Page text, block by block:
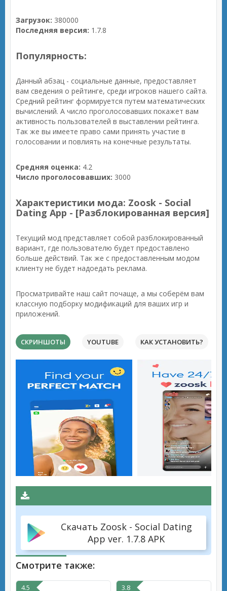
Загрузок: 380000
Последняя версия: 1.7.8
Популярность:
Данный абзац - социальные данные, предоставляет
вам сведения о рейтинге, среди игроков нашего сайта.
Средний рейтинг формируется путем математических
вычислений. А число проголосовавших покажет вам
активность пользователей в выставлении рейтинга.
Так же вы имеете право сами принять участие в
голосовании и повлиять на конечные результаты.
Средняя оценка: 4.2
Число проголосовавших: 3000
Характеристики мода: Zoosk - Social
Dating App - [Разблокированная версия]
Текущий мод представляет собой разблокированный
вариант, где пользователю будет предоставлено
больше действий. Так же с предоставленным модом
клиенту не будет надоедать реклама.
Просматривайте наш сайт почаще, а мы соберём вам
классную подборку модификаций для ваших игр и
приложений.
СКРИНШОТЫ YOUTUBE КАК УСТАНОВИТЬ?
Скачать Zoosk - Social Dating
App ver. 1.7.8 APK
Смотрите также:
4.5 3.8